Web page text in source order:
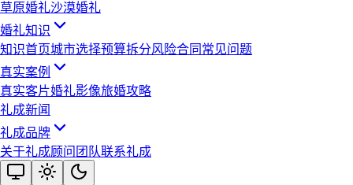
草原婚礼沙漠婚礼
婚礼知识
知识首页城市选择预算拆分风险合同 常见问题
真实案例
真实客片婚礼影像旅婚攻略
礼成新闻
礼成品牌
关于礼成顾问团队联系礼成